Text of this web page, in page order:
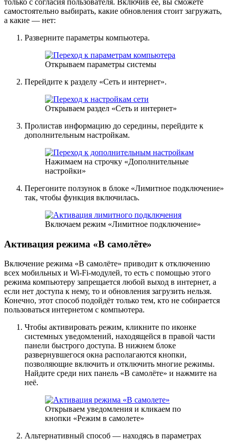
только с согласия пользователя. Включив её, вы сможете
самостоятельно выбирать, какие обновления стоит загружать,
а какие — нет:
Разверните параметры компьютера.
Открываем параметры системы
Перейдите к разделу «Сеть и интернет».
Открываем раздел «Сеть и интернет»
Пролистав информацию до середины, перейдите к
дополнительным настройкам.
Нажимаем на строчку «Дополнительные
настройки»
Перегоните ползунок в блоке «Лимитное подключение»
так, чтобы функция включилась.
Включаем режим «Лимитное подключение»
Активация режима «В самолёте»
Включение режима «В самолёте» приводит к отключению
всех мобильных и Wi-Fi-модулей, то есть с помощью этого
режима компьютеру запрещается любой выход в интернет, а
если нет доступа к нему, то и обновления загрузить нельзя.
Конечно, этот способ подойдёт только тем, кто не собирается
пользоваться интернетом с компьютера.
Чтобы активировать режим, кликните по иконке
системных уведомлений, находящейся в правой части
панели быстрого доступа. В нижнем блоке
развернувшегося окна располагаются кнопки,
позволяющие включить и отключить многие режимы.
Найдите среди них панель «В самолёте» и нажмите на
неё.
Открываем уведомления и кликаем по
кнопки «Режим в самолете»
Альтернативный способ — находясь в параметрах